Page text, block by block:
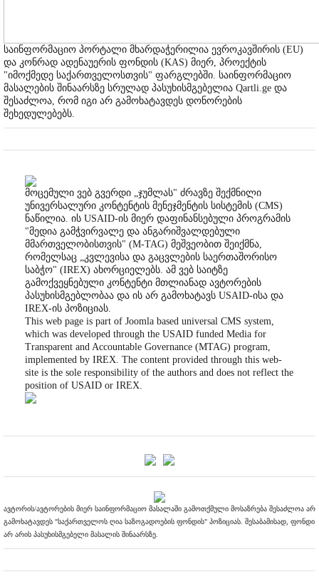
საინფორმაციო პორტალი მხარდაჭერილია ევროკავშირის (EU)
და კონრად ადენაუერის ფონდის (KAS) მიერ, პროექტის
"იმოქმედე საქართველოსთვის" ფარგლებში. საინფორმაციო
მასალების შინაარსზე სრულად პასუხისმგებელია Qartli.ge და
შესაძლოა, რომ იგი არ გამოხატავდეს დონორების
შეხედულებებს.
მოცემული ვებ გვერდი „ჯუმლას" ძრავზე შექმნილი
უნივერსალური კონტენტის მენეჯმენტის სისტემის (CMS)
ნაწილია. ის USAID-ის მიერ დაფინანსებული პროგრამის
"მედია გამჭვირვალე და ანგარიშვალდებული
მმართველობისთვის" (M-TAG) მეშვეობით შეიქმნა,
რომელსაც „კვლევისა და გაცვლების საერთაშორისო
საბჭო" (IREX) ახორციელებს. ამ ვებ საიტზე
გამოქვეყნებული კონტენტი მთლიანად ავტორების
პასუხისმგებლობაა და ის არ გამოხატავს USAID-ისა და
IREX-ის პოზიციას.
This web page is part of Joomla based universal CMS system,
which was developed through the USAID funded Media for
Transparent and Accountable Governance (MTAG) program,
implemented by IREX. The content provided through this web-
site is the sole responsibility of the authors and does not reflect the
position of USAID or IREX.
ავტორის/ავტორების მიერ საინფორმაციო მასალაში გამოთქმული მოსაზრება შესაძლოა არ
გამოხატავდეს "საქართველოს ღია საზოგადოების ფონდის" პოზიციას. შესაბამისად, ფონდი
არ არის პასუხისმგებელი მასალის შინაარსზე.